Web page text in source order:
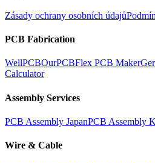
Zásady ochrany osobních údajů
PCB Fabrication
WellPCBOurPCBFlex PCB Maker
Calculator
Assembly Services
PCB Assembly JapanPCB Assembly
Wire & Cable